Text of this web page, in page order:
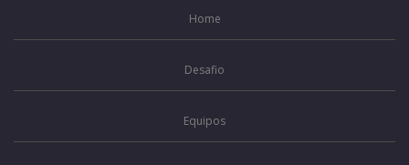
Home
Desafio
Equipos